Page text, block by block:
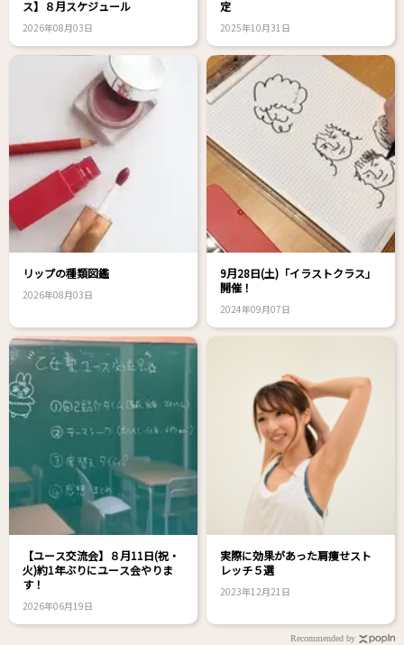
ス】８月スケジュール
2026年08月03日
定
2025年10月31日
リップの種類図鑑
2026年08月03日
9月28日(土)「イラストクラス」
開催！
2024年09月07日
【ユース交流会】８月11日(祝・
火)約1年ぶりにユース会やりま
す！
2026年06月19日
実際に効果があった肩痩せスト
レッチ５選
2023年12月21日
Recommended by